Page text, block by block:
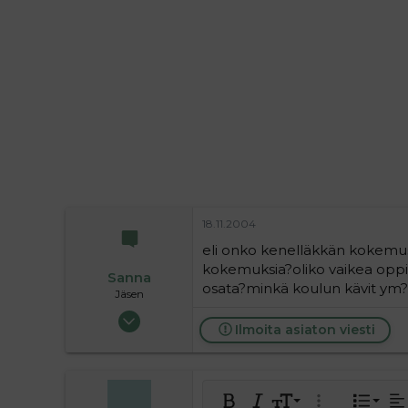
Sanna
Jäsen
01.06.2004
18.11.2004
eli onko kenelläkkän
kokemuksia?oliko vaikea
osata?minkä koulun kävit ym?
Ilmoita asiaton viesti